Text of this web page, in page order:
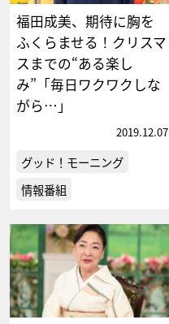
福田成美、期待に胸を
ふくらませる！クリスマ
スまでの“ある楽し
み”「毎日ワクワクしな
がら…」
2019.12.07
グッド！モーニング
情報番組